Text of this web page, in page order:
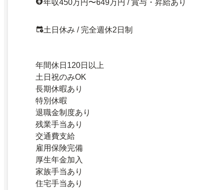
年収450万円〜649万円 / 賞与・昇給あり
土日休み / 完全週休2日制
年間休日120日以上
土日祝のみOK
長期休暇あり
特別休暇
退職金制度あり
残業手当あり
交通費支給
雇用保険完備
厚生年金加入
家族手当あり
住宅手当あり